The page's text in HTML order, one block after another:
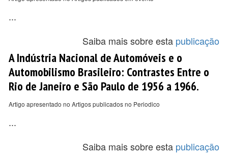
...
Saiba mais sobre esta publicação
A Indústria Nacional de Automóveis e o
Automobilismo Brasileiro: Contrastes Entre o
Rio de Janeiro e São Paulo de 1956 a 1966.
Artigo apresentado no Artigos publicados no Periodico
...
Saiba mais sobre esta publicação